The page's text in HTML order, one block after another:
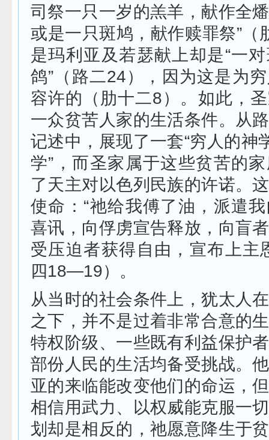
司祭一只一岁的羔羊，献作全
或是一只斑鸠，献作赎罪祭”（
是玛利亚及若瑟献上却是“一
鸽”（路二24），因为这是为
容许的（肋十二8）。如此，
一众贫苦人家的生活条件。从
记述中，展现了一套“穷人的神
学”，而圣家属于这些贫苦的
了天主对以色列民族的许诺。
使命：“祂给我傅了油，派遣
喜讯，向俘虏宣告释放，向盲
受压迫者获得自由，宣布上主
四18—19）。
从当时的社会条件上，犹太人
之下，并不是过着非常合意的
特权阶级、一些既有利益保护
部份人民的生活均备受挑战。
亚的来临能改变他们的命运，
相信用武力、以权威能克服一
划却是相反的，祂愿意降生于